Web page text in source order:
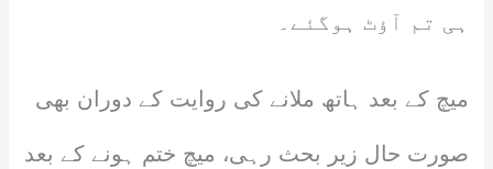
ہی تم آؤٹ ہوگئے۔
میچ کے بعد ہاتھ ملانے کی روایت کے دوران بھی
صورت حال زیر بحث رہی، میچ ختم ہونے کے بعد